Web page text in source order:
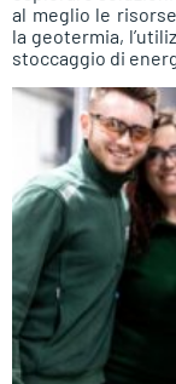
al meglio le
la geotermia,
stoccaggio di